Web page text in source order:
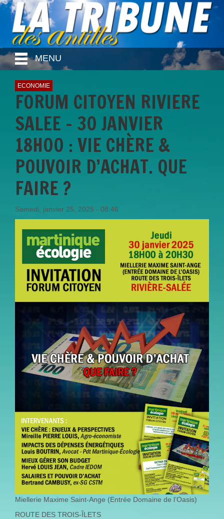
MENU
ECONOMIE
FORUM CITOYEN RIVIERE
SALEE - 30 JANVIER
18H00 : VIE CHÈRE &
POUVOIR D’ACHAT. QUE
FAIRE ?
Samedi, janvier 25, 2025 - 08:46
Miellerie Maxime Saint-Ange (Entrée Domaine de l’Oasis)
ROUTE DES TROIS-ÎLETS